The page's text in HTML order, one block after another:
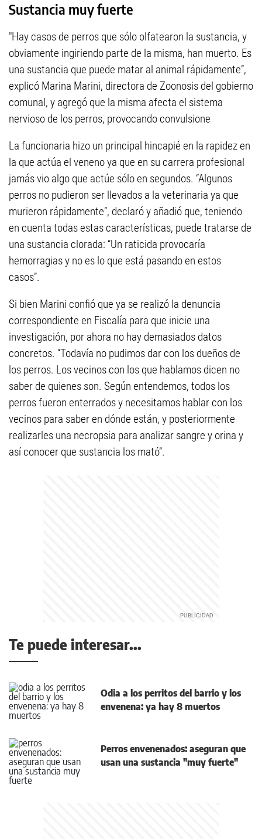
Sustancia muy fuerte
"Hay casos de perros que sólo olfatearon la sustancia, y
obviamente ingiriendo parte de la misma, han muerto. Es
una sustancia que puede matar al animal rápidamente”,
explicó Marina Marini, directora de Zoonosis del gobierno
comunal, y agregó que la misma afecta el sistema
nervioso de los perros, provocando convulsione
La funcionaria hizo un principal hincapié en la rapidez en
la que actúa el veneno ya que en su carrera profesional
jamás vio algo que actúe sólo en segundos. “Algunos
perros no pudieron ser llevados a la veterinaria ya que
murieron rápidamente”, declaró y añadió que, teniendo
en cuenta todas estas características, puede tratarse de
una sustancia clorada: “Un raticida provocaría
hemorragias y no es lo que está pasando en estos
casos”.
Si bien Marini confió que ya se realizó la denuncia
correspondiente en Fiscalía para que inicie una
investigación, por ahora no hay demasiados datos
concretos. “Todavía no pudimos dar con los dueños de
los perros. Los vecinos con los que hablamos dicen no
saber de quienes son. Según entendemos, todos los
perros fueron enterrados y necesitamos hablar con los
vecinos para saber en dónde están, y posteriormente
realizarles una necropsia para analizar sangre y orina y
así conocer que sustancia los mató”.
Te puede interesar...
Odia a los perritos del barrio y los
envenena: ya hay 8 muertos
Perros envenenados: aseguran que
usan una sustancia "muy fuerte"